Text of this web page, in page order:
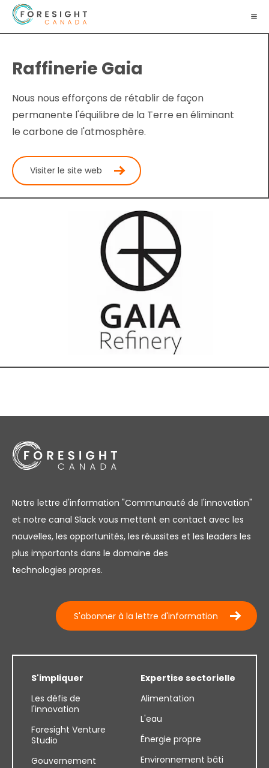
Raffinerie Gaia
Nous nous efforçons de rétablir de façon
permanente l'équilibre de la Terre en éliminant
le carbone de l'atmosphère.
Visiter le site web
Notre lettre d'information "Communauté de l'innovation"
et notre canal Slack vous mettent en contact avec les
nouvelles, les opportunités, les réussites et les leaders les
plus importants dans le domaine des
technologies propres.
S'abonner à la lettre d'information
S'impliquer
Les défis de
l'innovation
Foresight Venture
Studio
Gouvernement
Expertise sectorielle
Alimentation
L'eau
Énergie propre
Environnement bâti